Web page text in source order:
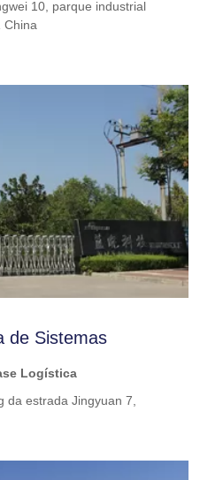
10, parque industrial
China
de Sistemas
Logística
da estrada Jingyuan 7,